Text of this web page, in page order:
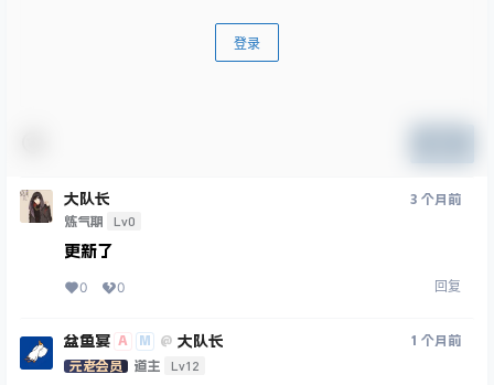
登录
大队长
炼气期 Lv0
3 个月前
更新了
0 0 回复
盆鱼宴 A M @ 大队长
元老会员 道主 Lv12
1 个月前